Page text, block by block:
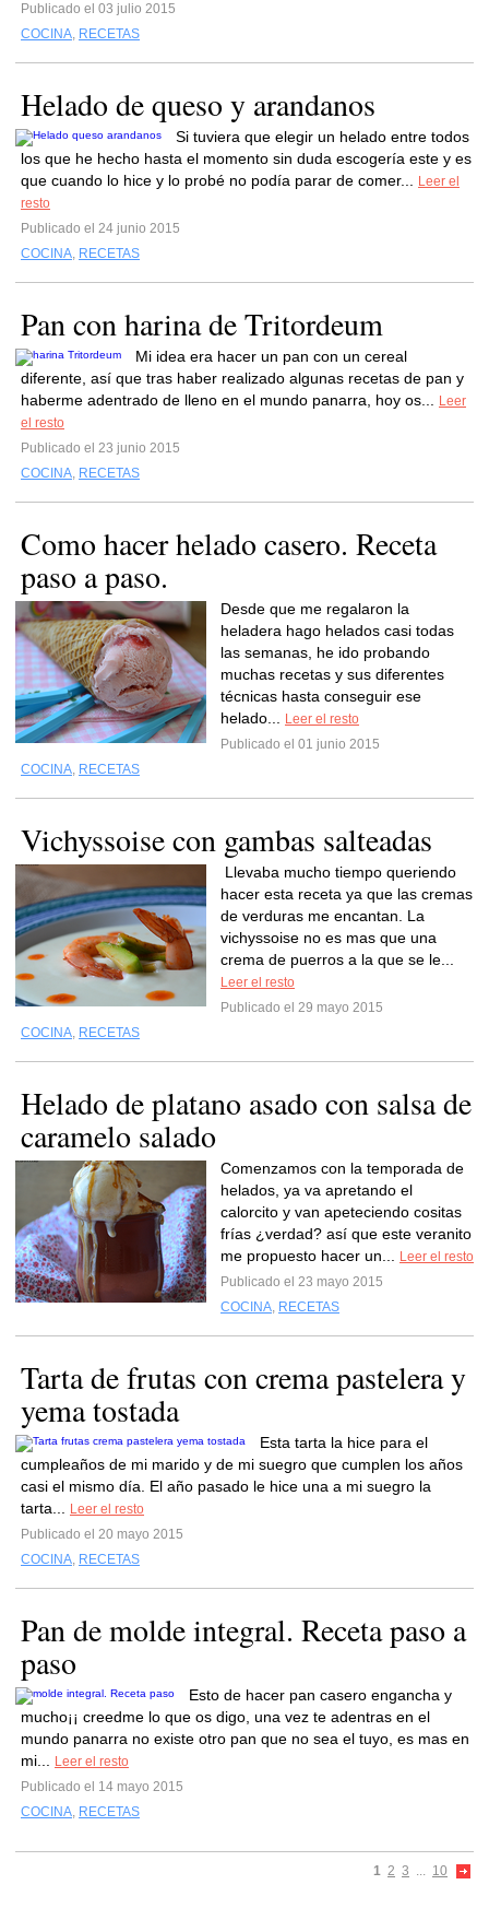
Publicado el 03 julio 2015
COCINA, RECETAS
Helado de queso y arandanos
Si tuviera que elegir un helado entre todos
los que he hecho hasta el momento sin duda escogería este y es
que cuando lo hice y lo probé no podía parar de comer...
Leer el
resto
Publicado el 24 junio 2015
COCINA, RECETAS
Pan con harina de Tritordeum
Mi idea era hacer un pan con un cereal
diferente, así que tras haber realizado algunas recetas de pan y
haberme adentrado de lleno en el mundo panarra, hoy os...
Leer
el resto
Publicado el 23 junio 2015
COCINA, RECETAS
Como hacer helado casero. Receta
paso a paso.
Desde que me regalaron la
heladera hago helados casi todas
las semanas, he ido probando
muchas recetas y sus diferentes
técnicas hasta conseguir ese
helado...
Leer el resto
Publicado el 01 junio 2015
COCINA, RECETAS
Vichyssoise con gambas salteadas
Llevaba mucho tiempo queriendo
hacer esta receta ya que las cremas
de verduras me encantan. La
vichyssoise no es mas que una
crema de puerros a la que se le...
Leer el resto
Publicado el 29 mayo 2015
COCINA, RECETAS
Helado de platano asado con salsa de
caramelo salado
Comenzamos con la temporada de
helados, ya va apretando el
calorcito y van apeteciendo cositas
frías ¿verdad? así que este veranito
me propuesto hacer un...
Leer el resto
Publicado el 23 mayo 2015
COCINA, RECETAS
Tarta de frutas con crema pastelera y
yema tostada
Esta tarta la hice para el
cumpleaños de mi marido y de mi suegro que cumplen los años
casi el mismo día. El año pasado le hice una a mi suegro la
tarta...
Leer el resto
Publicado el 20 mayo 2015
COCINA, RECETAS
Pan de molde integral. Receta paso a
paso
Esto de hacer pan casero engancha y
mucho¡¡ creedme lo que os digo, una vez te adentras en el
mundo panarra no existe otro pan que no sea el tuyo, es mas en
mi...
Leer el resto
Publicado el 14 mayo 2015
COCINA, RECETAS
1 2 3 ... 10